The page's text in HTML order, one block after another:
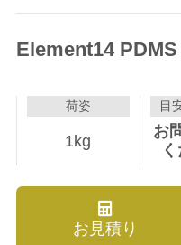
Element14 PDMS
荷姿
1kg
目
お
お見積り